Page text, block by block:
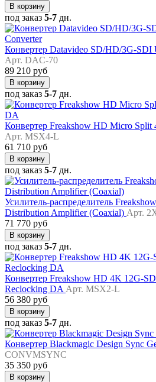
В корзину
под заказ 5-7 дн.
Конвертер Datavideo SD/HD/3G-SDI
Арт. DAC-70
89 210 руб
В корзину
под заказ 5-7 дн.
Конвертер Freakshow HD Micro
Арт. MSX4-L
61 710 руб
В корзину
под заказ 5-7 дн.
Усилитель-распределитель
Distribution Amplifier (Coaxial) Арт.
71 770 руб
В корзину
под заказ 5-7 дн.
Конвертер Freakshow HD 4K 12G-
Reclocking DA Арт. MSX2-L
56 380 руб
В корзину
под заказ 5-7 дн.
Конвертер Blackmagic Design Sync
CONVMSYNC
35 350 руб
В корзину